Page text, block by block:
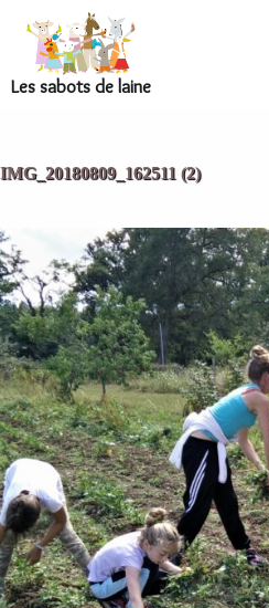
Les sabots de laine
IMG_20180809_162511 (2)